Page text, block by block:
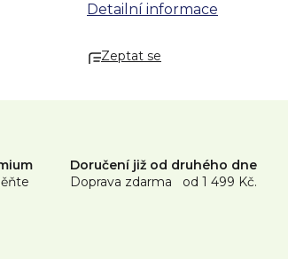
Detailní informace
Zeptat se
Doručení již od druhého dne
Doprava zdarma od 1 499 Kč.